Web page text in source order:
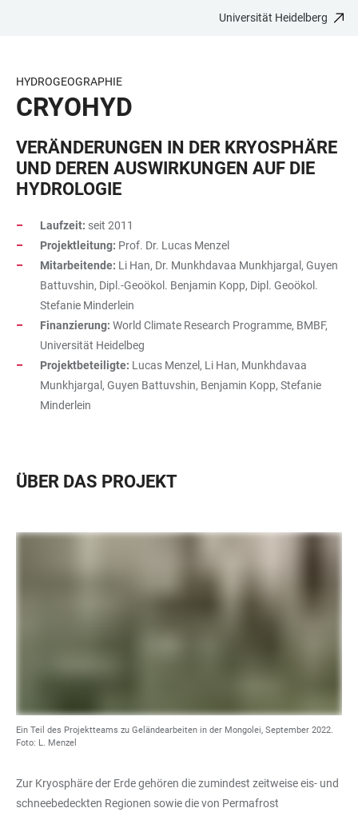
BARRIEREFREIHEIT
Universität Heidelberg
HYDROGEOGRAPHIE
CRYOHYD
VERÄNDERUNGEN IN DER KRYOSPHÄRE
UND DEREN AUSWIRKUNGEN AUF DIE
HYDROLOGIE
Laufzeit: seit 2011
Projektleitung: Prof. Dr. Lucas Menzel
Mitarbeitende: Li Han, Dr. Munkhdavaa Munkhjargal, Guyen
Battuvshin, Dipl.-Geoökol. Benjamin Kopp, Dipl. Geoökol.
Stefanie Minderlein
Finanzierung: World Climate Research Programme, BMBF,
Universität Heidelbeg
Projektbeteiligte: Lucas Menzel, Li Han, Munkhdavaa
Munkhjargal, Guyen Battuvshin, Benjamin Kopp, Stefanie
Minderlein
ÜBER DAS PROJEKT
Ein Teil des Projektteams zu Geländearbeiten in der Mongolei, September 2022.
Foto: L. Menzel
Zur Kryosphäre der Erde gehören die zumindest zeitweise eis- und
schneebedeckten Regionen sowie die von Permafrost